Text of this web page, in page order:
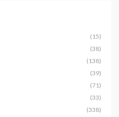
(15)
(38)
(138)
(39)
(71)
(33)
(338)